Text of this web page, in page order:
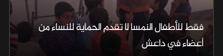
فقط للأطفال النمسا لا تقدم الحماية للنساء من
أعضاء في داعش